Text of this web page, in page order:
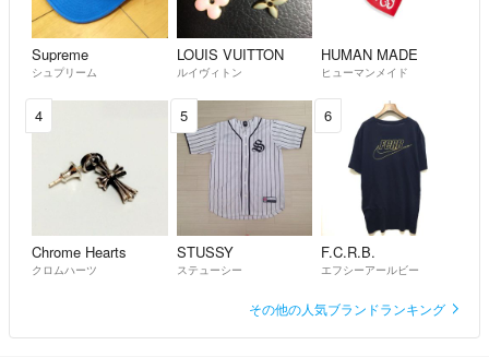
Supreme
シュプリーム
LOUIS VUITTON
ルイヴィトン
HUMAN MADE
ヒューマンメイド
4
Chrome Hearts
クロムハーツ
5
STUSSY
ステューシー
6
F.C.R.B.
エフシーアールビー
その他の人気ブランドランキング